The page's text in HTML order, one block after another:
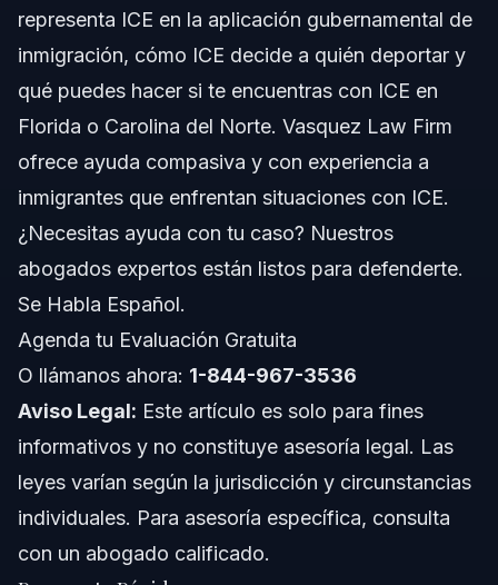
Documentar el Encuentro
Errores Comunes a Evitar Durante Encuentros con
ICE
Cronología del Proceso ICE y Qué Esperar
Costos y Honorarios: Factores que Impactan el
Precio de Defensa Contra ICE
Notas sobre Aplicación de ICE en NC, FL y a Nivel
Nacional
Notas Sobre Florida
Conceptos a Nivel Nacional
Errores Comunes a Evitar (Resumen)
Cuándo Llamar a un Abogado Ahora
representa ICE en la aplicación gubernamental de
inmigración, cómo ICE decide a quién deportar y
qué puedes hacer si te encuentras con ICE en
Florida o Carolina del Norte. Vasquez Law Firm
ofrece ayuda compasiva y con experiencia a
inmigrantes que enfrentan situaciones con ICE.
¿Necesitas ayuda con tu caso? Nuestros
abogados expertos están listos para defenderte.
Se Habla Español.
Agenda tu Evaluación Gratuita
O llámanos ahora: 1-844-967-3536
Aviso Legal: Este artículo es solo para fines
informativos y no constituye asesoría legal. Las
leyes varían según la jurisdicción y circunstancias
individuales. Para asesoría específica, consulta
con un abogado calificado.